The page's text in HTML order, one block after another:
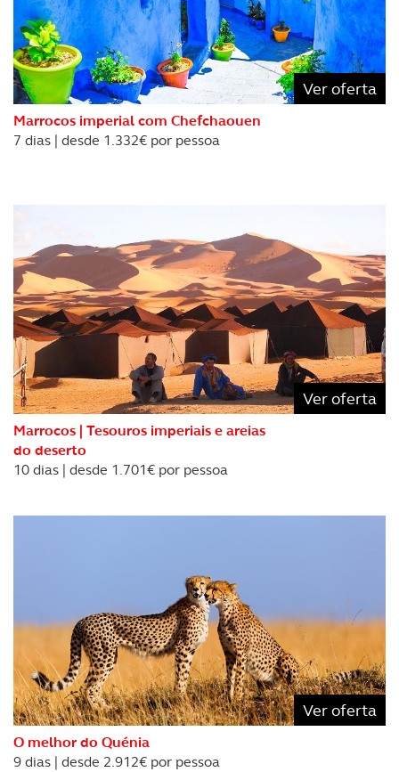
Realçamos que o bloqueio de certo tipo de Cookies e
tecnologias similares pode ter impacto na sua
experiência de navegação no Website e nos serviços
disponibilizados.
Consulte a política de cookies do site.
Ver oferta
Marrocos imperial com Chefchaouen
7 dias | desde 1.332€ por pessoa
Ver oferta
Marrocos | Tesouros imperiais e areias
do deserto
10 dias | desde 1.701€ por pessoa
Ver oferta
O melhor do Quénia
9 dias | desde 2.912€ por pessoa